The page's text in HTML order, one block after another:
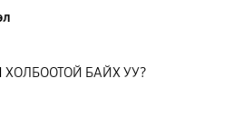
ХОЛБООТОЙ БАЙХ УУ?